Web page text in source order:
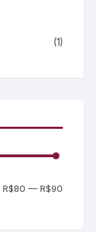
(1)
R$80 — R$90